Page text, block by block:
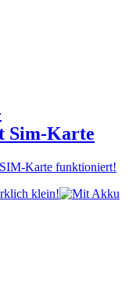
Sim-Karte
Karte funktioniert!